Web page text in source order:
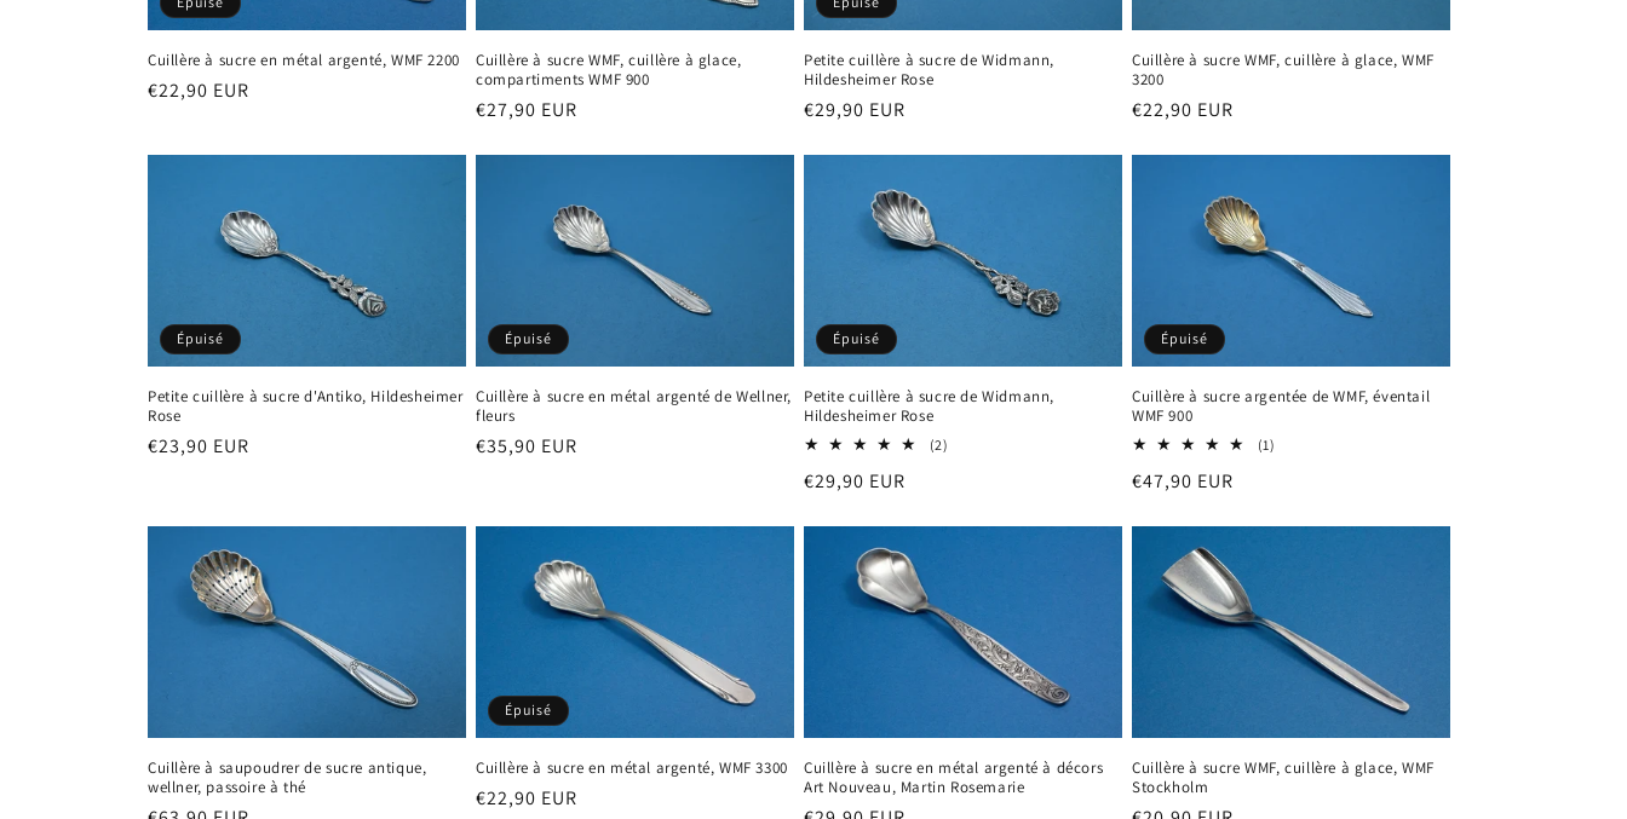
t
i
o
Cuillère à sucre en métal argenté, WMF 2200
Prix
€22,90 EUR
Cuillère à sucre WMF, cuillère à glace,
compartiments WMF 900
Prix
€27,90 EUR
Petite cuillère à sucre de Widmann,
Hildesheimer Rose
Prix
€29,90 EUR
Cuillère à sucre WMF, cuillère à glace, WMF
3200
Prix
€22,90 EUR
Épuisé
Petite cuillère à sucre d'Antiko, Hildesheimer
Rose
Prix
€23,90 EUR
Épuisé
Cuillère à sucre en métal argenté de Wellner,
fleurs
Prix
€35,90 EUR
Épuisé
Petite cuillère à sucre de Widmann,
Hildesheimer Rose
(2)
Prix
€29,90 EUR
Épuisé
Cuillère à sucre argentée de WMF, éventail
WMF 900
(1)
Prix
€47,90 EUR
Cuillère à saupoudrer de sucre antique,
wellner, passoire à thé
Épuisé
Cuillère à sucre en métal argenté, WMF 3300
Prix
€22,90 EUR
Cuillère à sucre en métal argenté à décors
Art Nouveau, Martin Rosemarie
Cuillère à sucre WMF, cuillère à glace, WMF
Stockholm